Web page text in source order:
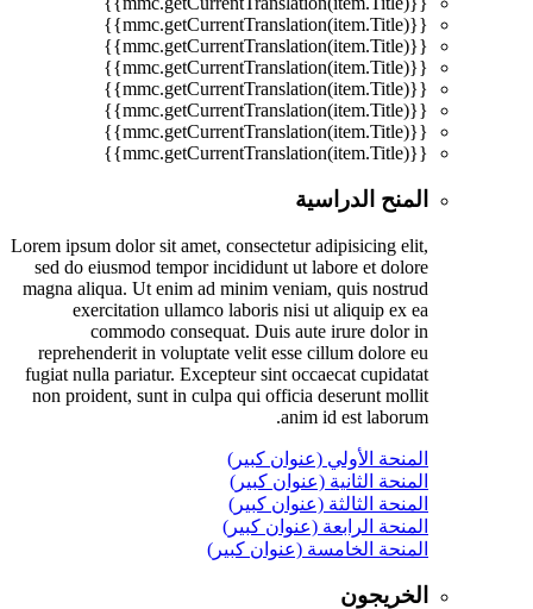
{{mmc.getCurrentTranslation(item.Title)}}
{{mmc.getCurrentTranslation(item.Title)}}
{{mmc.getCurrentTranslation(item.Title)}}
{{mmc.getCurrentTranslation(item.Title)}}
{{mmc.getCurrentTranslation(item.Title)}}
{{mmc.getCurrentTranslation(item.Title)}}
{{mmc.getCurrentTranslation(item.Title)}}
المنح الدراسية
Lorem ipsum dolor sit amet, consectetur adipisicing elit,
sed do eiusmod tempor incididunt ut labore et dolore
magna aliqua. Ut enim ad minim veniam, quis nostrud
exercitation ullamco laboris nisi ut aliquip ex ea
commodo consequat. Duis aute irure dolor in
reprehenderit in voluptate velit esse cillum dolore eu
fugiat nulla pariatur. Excepteur sint occaecat cupidatat
non proident, sunt in culpa qui officia deserunt mollit
anim id est laborum.
المنحة الأولي (عنوان كبير)
المنحة الثانية (عنوان كبير)
المنحة الثالثة (عنوان كبير)
المنحة الرابعة (عنوان كبير)
المنحة الخامسة (عنوان كبير)
الخريجون